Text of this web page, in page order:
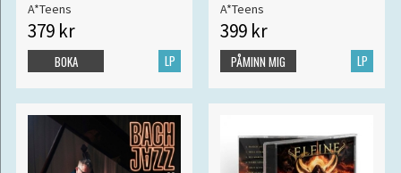
A*Teens
379 kr
LP
BOKA
A*Teens
399 kr
LP
PÅMINN MIG